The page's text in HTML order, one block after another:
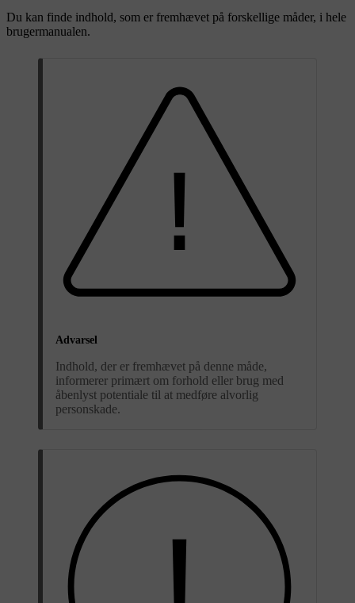
Du kan finde indhold, som er fremhævet på forskellige måder, i hele
brugermanualen.
Advarsel
Indhold, der er fremhævet på denne måde,
informerer primært om forhold eller brug med
åbenlyst potentiale til at medføre alvorlig
personskade.